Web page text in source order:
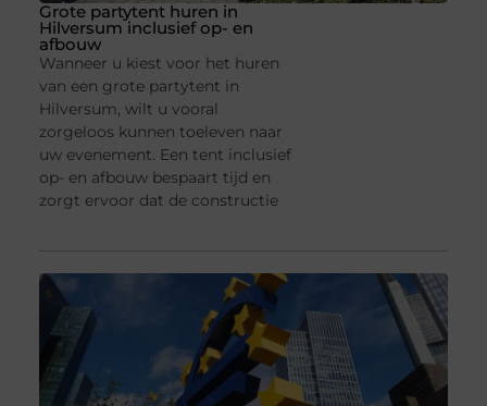
Grote partytent huren in
Hilversum inclusief op- en
afbouw
Wanneer u kiest voor het huren
van een grote partytent in
Hilversum, wilt u vooral
zorgeloos kunnen toeleven naar
uw evenement. Een tent inclusief
op- en afbouw bespaart tijd en
zorgt ervoor dat de constructie